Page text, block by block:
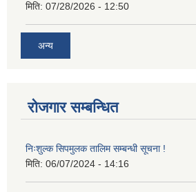
मिति: 07/28/2026 - 12:50
अन्य
रोजगार सम्बन्धित
निःशुल्क सिपमुलक तालिम सम्बन्धी सूचना !
मिति: 06/07/2024 - 14:16